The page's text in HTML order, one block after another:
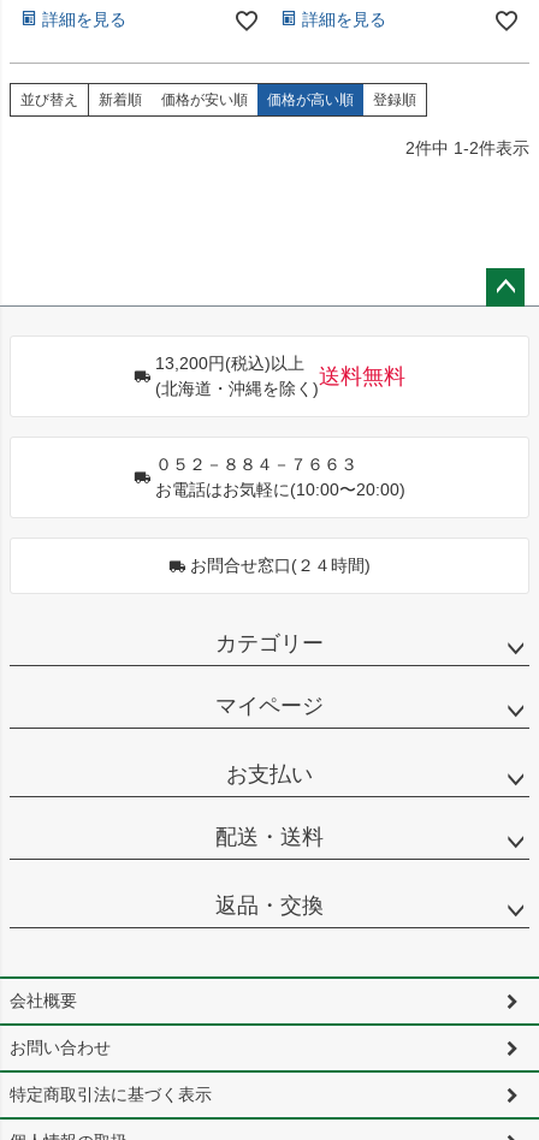
詳細を見る 詳細を見る
並び替え 新着順 価格が安い順 価格が高い順 登録順
2件中 1-2件表示
13,200円(税込)以上
(北海道・沖縄を除く)
送料無料
０５２－８８４－７６６３
お電話はお気軽に(10:00〜20:00)
お問合せ窓口(２４時間)
カテゴリー
マイページ
お支払い
配送・送料
返品・交換
会社概要
お問い合わせ
特定商取引法に基づく表示